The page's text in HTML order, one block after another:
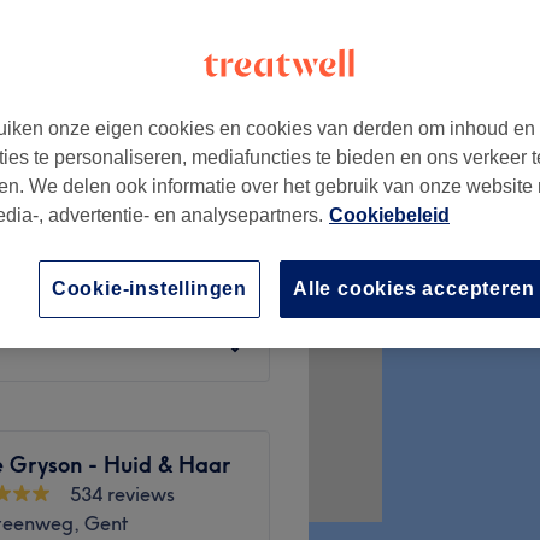
vanaf €50
vanaf €65
vanaf €35
Gryson - Huid & Haar
534 reviews
Gent
onze eigen cookies en cookies van derden om inhoud en
te personaliseren, mediafuncties te bieden en ons verkeer
We delen ook informatie over het gebruik van onze website
, advertentie- en analysepartners. Cookiebeleid
Alle cookies accepteren
Cookie-instellingen